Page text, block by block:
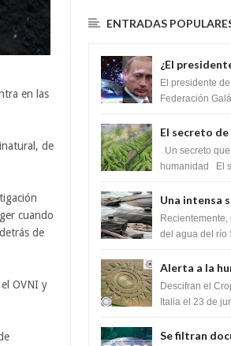
en las
de
cuando
de
OVNI y
ENTRADAS
¿El
la
tratado para
El presidente
Federación
Si...
El secreto
que
de la
Un secreto
humanidad El
m...
Una intensa
Shiva Lingas
del agua del río
Shiv...
Alerta a la
mensaje del
Descifran el
Italia el 23 de
Se filtran